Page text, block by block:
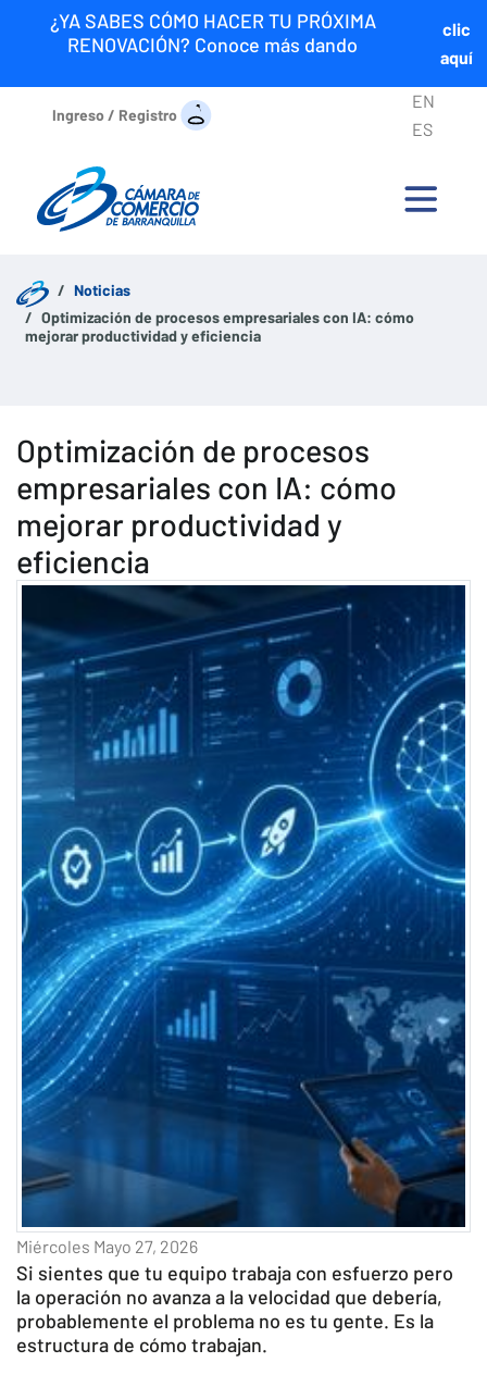
¿YA SABES CÓMO HACER TU PRÓXIMA
RENOVACIÓN? Conoce más dando
clic
aquí
Ingreso / Registro
EN
ES
Noticias
Optimización de procesos empresariales con IA: cómo
mejorar productividad y eficiencia
Optimización de procesos
empresariales con IA: cómo
mejorar productividad y
eficiencia
Miércoles Mayo 27, 2026
Si sientes que tu equipo trabaja con esfuerzo pero
la operación no avanza a la velocidad que debería,
probablemente el problema no es tu gente. Es la
estructura de cómo trabajan.